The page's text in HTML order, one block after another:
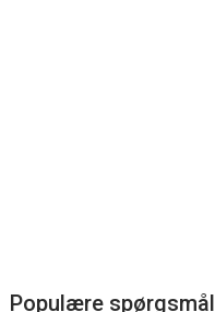
Populære spørgsmål